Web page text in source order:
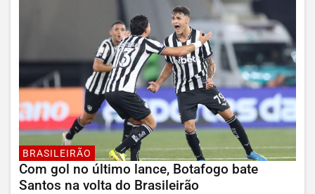
BRASILEIRÃO
Com gol no último lance, Botafogo bate
Santos na volta do Brasileirão